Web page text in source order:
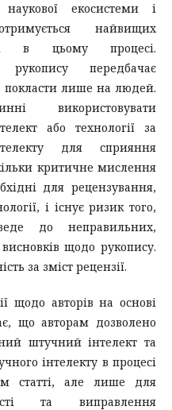
екосистеми і
найвищих
в цьому процесі.
рукопису передбачає
покласти лише на людей.
використовувати
або технології за
для сприяння
критичне мислення
для рецензування,
і існує ризик того,
до неправильних,
щодо рукопису.
за зміст рецензії.
щодо авторів на основі
що авторам дозволено
штучний інтелект та
інтелекту в процесі
статті, але лише для
та виправлення